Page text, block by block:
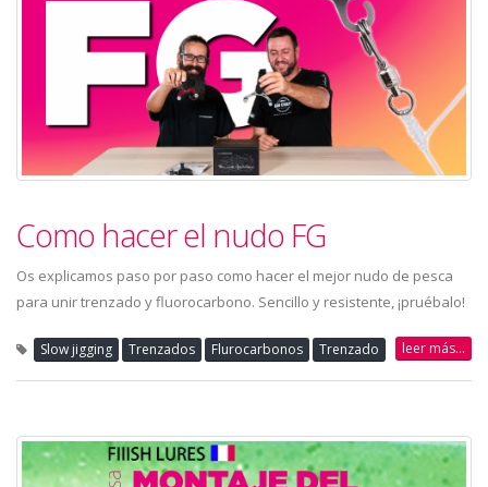
Como hacer el nudo FG
Os explicamos paso por paso como hacer el mejor nudo de pesca
para unir trenzado y fluorocarbono. Sencillo y resistente, ¡pruébalo!
Slow jigging Trenzados Flurocarbonos Trenzado leer más...